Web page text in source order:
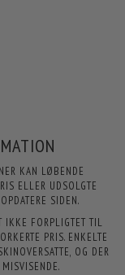
KAN LØBENDE
ELLER UDSOLGTE
SIDEN.
IKKE FORPLIGTET TIL
PRIS. ENKELTE
OG DER